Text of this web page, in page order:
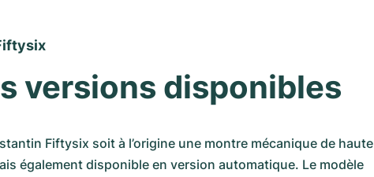
versions disponibles
Fiftysix soit à l’origine une montre mécanique de haute
également disponible en version automatique. Le modèle